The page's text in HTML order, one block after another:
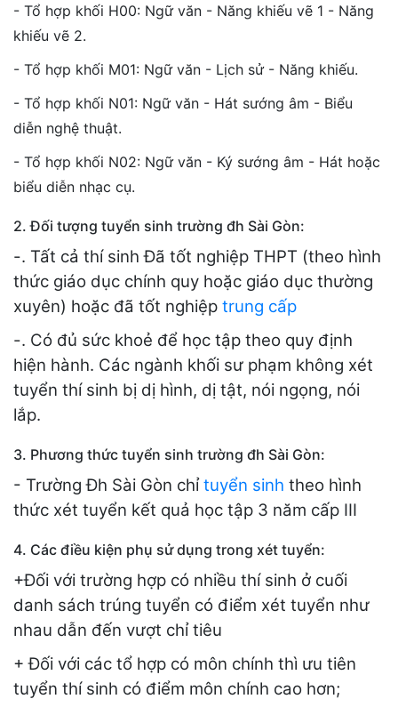
- Tổ hợp khối H00: Ngữ văn - Năng khiếu vẽ 1 - Năng
khiếu vẽ 2.
- Tổ hợp khối M01: Ngữ văn - Lịch sử - Năng khiếu.
- Tổ hợp khối N01: Ngữ văn - Hát sướng âm - Biểu
diễn nghệ thuật.
- Tổ hợp khối N02: Ngữ văn - Ký sướng âm - Hát hoặc
biểu diễn nhạc cụ.
2. Đối tượng tuyển sinh trường đh Sài Gòn:
-. Tất cả thí sinh Đã tốt nghiệp THPT (theo hình
thức giáo dục chính quy hoặc giáo dục thường
xuyên) hoặc đã tốt nghiệp trung cấp
-. Có đủ sức khoẻ để học tập theo quy định
hiện hành. Các ngành khối sư phạm không xét
tuyển thí sinh bị dị hình, dị tật, nói ngọng, nói
lắp.
3. Phương thức tuyển sinh trường đh Sài Gòn:
- Trường Đh Sài Gòn chỉtuyển sinh theo hình
thức xét tuyển kết quả học tập 3 năm cấp III
4. Các điều kiện phụ sử dụng trong xét tuyển:
+Đối với trường hợp có nhiều thí sinh ở cuối
danh sách trúng tuyển có điểm xét tuyển như
nhau dẫn đến vượt chỉ tiêu
+ Đối với các tổ hợp có môn chính thì ưu tiên
tuyển thí sinh có điểm môn chính cao hơn;